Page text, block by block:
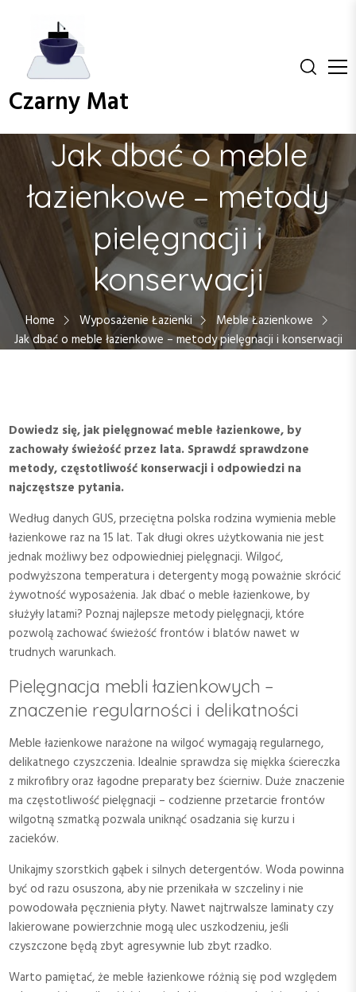
Czarny Mat
Jak dbać o meble
łazienkowe – metody
pielęgnacji i
konserwacji
Home Wyposażenie Łazienki
Meble Łazienkowe
Jak dbać o meble łazienkowe – metody pielęgnacji i konserwacji
Dowiedz się, jak pielęgnować meble łazienkowe, by
zachowały świeżość przez lata. Sprawdź sprawdzone
metody, częstotliwość konserwacji i odpowiedzi na
najczęstsze pytania.
Według danych GUS, przeciętna polska rodzina wymienia meble
łazienkowe raz na 15 lat. Tak długi okres użytkowania nie jest
jednak możliwy bez odpowiedniej pielęgnacji. Wilgoć,
podwyższona temperatura i detergenty mogą poważnie skrócić
żywotność wyposażenia. Jak dbać o meble łazienkowe, by
służyły latami? Poznaj najlepsze metody pielęgnacji, które
pozwolą zachować świeżość frontów i blatów nawet w
trudnych warunkach.
Pielęgnacja mebli łazienkowych –
znaczenie regularności i delikatności
Meble łazienkowe narażone na wilgoć wymagają regularnego,
delikatnego czyszczenia. Idealnie sprawdza się miękka ściereczka
z mikrofibry oraz łagodne preparaty bez ścierniw. Duże znaczenie
ma częstotliwość pielęgnacji – codzienne przetarcie frontów
wilgotną szmatką pozwala uniknąć osadzania się kurzu i
zacieków.
Unikajmy szorstkich gąbek i silnych detergentów. Woda powinna
być od razu osuszona, aby nie przenikała w szczeliny i nie
powodowała pęcznienia płyty. Nawet najtrwalsze laminaty czy
lakierowane powierzchnie mogą ulec uszkodzeniu, jeśli
czyszczone będą zbyt agresywnie lub zbyt rzadko.
Warto pamiętać, że meble łazienkowe różnią się pod względem